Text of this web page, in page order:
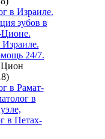
в Израиле.
зубов в
24/7.
в Рамат-
в
в Петах-